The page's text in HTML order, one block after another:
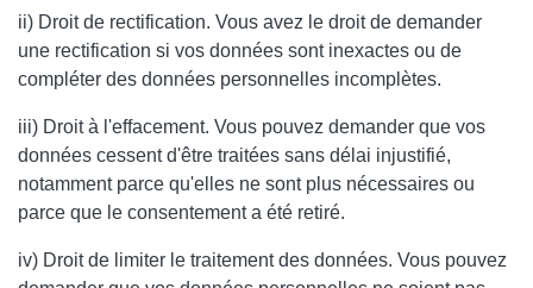
ii) Droit de rectification. Vous avez le droit de demander
une rectification si vos données sont inexactes ou de
compléter des données personnelles incomplètes.
iii) Droit à l'effacement. Vous pouvez demander que vos
données cessent d'être traitées sans délai injustifié,
notamment parce qu'elles ne sont plus nécessaires ou
parce que le consentement a été retiré.
iv) Droit de limiter le traitement des données. Vous pouvez